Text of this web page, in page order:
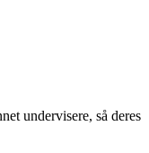
undervisere, så deres